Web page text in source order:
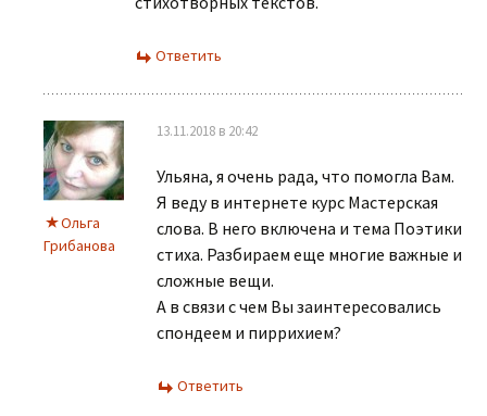
Ответить
Ольга
Грибанова
13.11.2018 в 20:42
Ульяна, я очень рада, что помогла Вам.
Я веду в интернете курс Мастерская
слова. В него включена и тема Поэтики
стиха. Разбираем еще многие важные и
сложные вещи.
А в связи с чем Вы заинтересовались
спондеем и пиррихием?
Ответить